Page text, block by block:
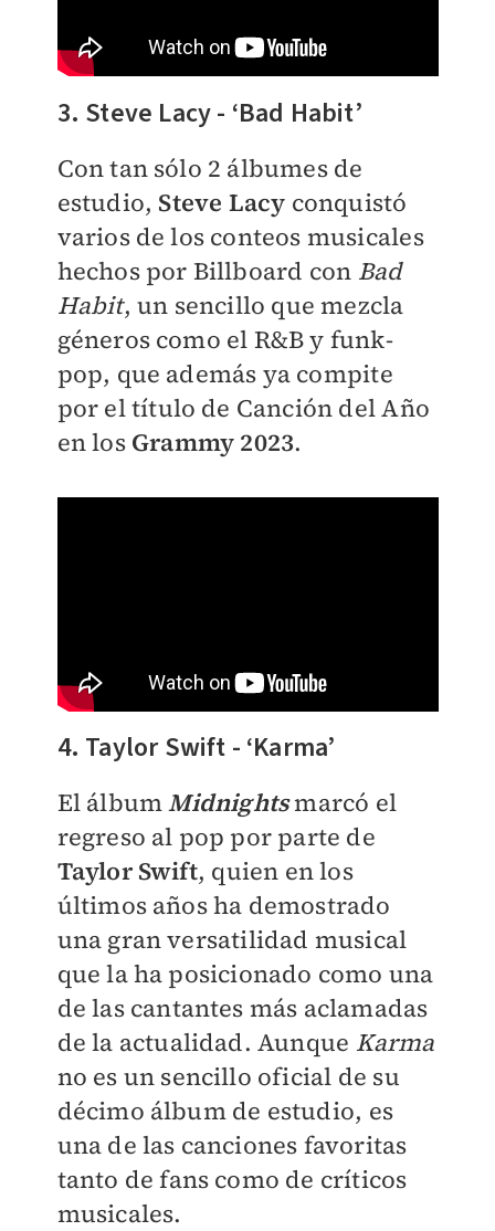
3. Steve Lacy - ‘Bad Habit’
Con tan sólo 2 álbumes de
estudio, Steve Lacy conquistó
varios de los conteos musicales
hechos por Billboard con Bad
Habit, un sencillo que mezcla
géneros como el R&B y funk-
pop, que además ya compite
por el título de Canción del Año
en los Grammy 2023.
4. Taylor Swift - ‘Karma’
El álbumMidnightsmarcó el
regreso al pop por parte de
Taylor Swift, quien en los
últimos años ha demostrado
una gran versatilidad musical
que la ha posicionado como una
de las cantantes más aclamadas
de la actualidad. Aunque Karma
no es un sencillo oficial de su
décimo álbum de estudio, es
una de las canciones favoritas
tanto de fans como de críticos
musicales.